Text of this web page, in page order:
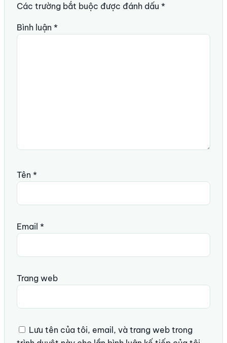
Các trường bắt buộc được đánh dấu *
Bình luận *
Tên *
Email *
Trang web
Lưu tên của tôi, email, và trang web trong